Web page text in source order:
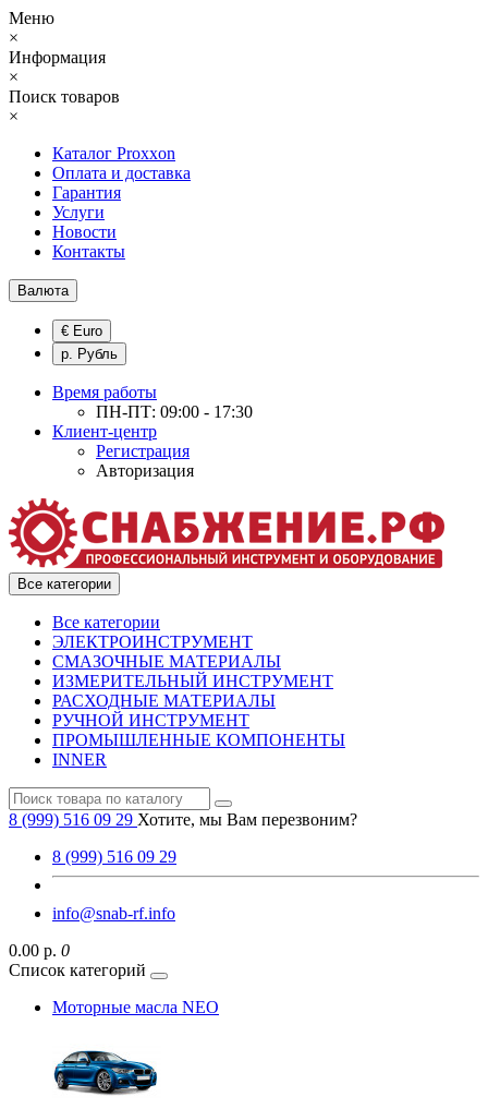
Меню
×
Информация
×
Поиск товаров
×
Каталог Proxxon
Оплата и доставка
Гарантия
Услуги
Новости
Контакты
Валюта
€ Euro
р. Рубль
Время работы
ПН-ПТ: 09:00 - 17:30
Клиент-центр
Регистрация
Авторизация
Все категории
Все категории
ЭЛЕКТРОИНСТРУМЕНТ
СМАЗОЧНЫЕ МАТЕРИАЛЫ
ИЗМЕРИТЕЛЬНЫЙ ИНСТРУМЕНТ
РАСХОДНЫЕ МАТЕРИАЛЫ
РУЧНОЙ ИНСТРУМЕНТ
ПРОМЫШЛЕННЫЕ КОМПОНЕНТЫ
INNER
8 (999) 516 09 29 Хотите, мы Вам перезвоним?
8 (999) 516 09 29
info@snab-rf.info
0.00 р. 0
Список категорий
Моторные масла NEO